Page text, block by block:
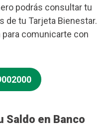
podrás consultar tu
de tu Tarjeta Bienestar.
para comunicarte con
Saldo en Banco